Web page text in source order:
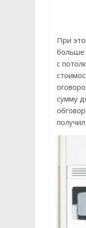
При
больше
с
сумму